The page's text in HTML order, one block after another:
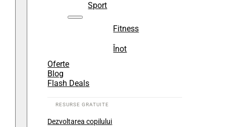
Sport
Fitness
Înot
Oferte
Blog
Flash Deals
Dezvoltarea copilului